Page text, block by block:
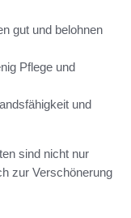
gut und belohnen
Pflege und
und
sind nicht nur
zur Verschönerung